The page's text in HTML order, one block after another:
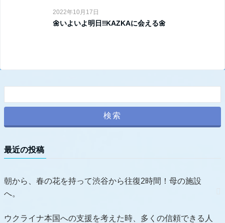
2022年10月17日
🌼いよいよ明日‼️KAZKAに会える🌼
最近の投稿
朝から、春の花を持って渋谷から往復2時間！母の施設
へ。
ウクライナ本国への支援を考えた時、多くの信頼できる人